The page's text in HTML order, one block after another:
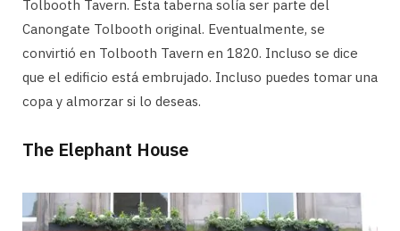
Tolbooth Tavern. Esta taberna solía ser parte del
Canongate Tolbooth original. Eventualmente, se
convirtió en Tolbooth Tavern en 1820. Incluso se dice
que el edificio está embrujado. Incluso puedes tomar una
copa y almorzar si lo deseas.
The Elephant House